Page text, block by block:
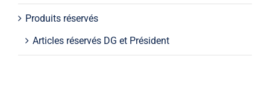
Produits réservés
Articles réservés DG et Président